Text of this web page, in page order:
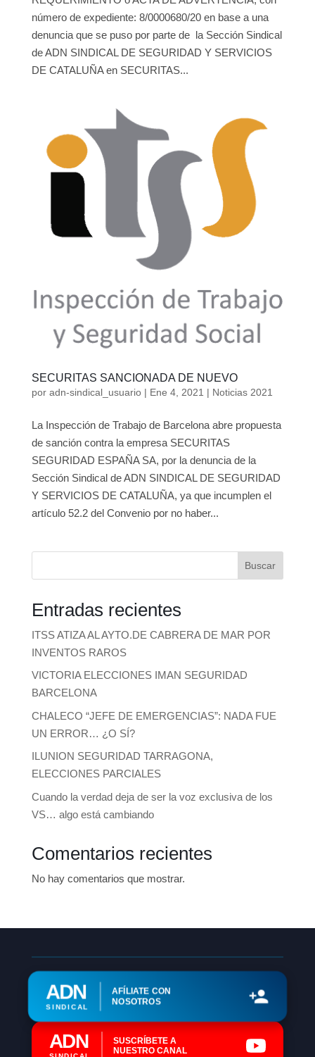
número de expediente: 8/0000680/20 en base a una
denuncia que se puso por parte de la Sección Sindical
de ADN SINDICAL DE SEGURIDAD Y SERVICIOS
DE CATALUÑA en SECURITAS...
SECURITAS SANCIONADA DE NUEVO
por adn-sindical_usuario| Ene 4, 2021 | Noticias 2021
La Inspección de Trabajo de Barcelona abre propuesta
de sanción contra la empresa SECURITAS
SEGURIDAD ESPAÑA SA, por la denuncia de la
Sección Sindical de ADN SINDICAL DE SEGURIDAD
Y SERVICIOS DE CATALUÑA, ya que incumplen el
artículo 52.2 del Convenio por no haber...
Buscar
Entradas recientes
ITSS ATIZA AL AYTO.DE CABRERA DE MAR POR
INVENTOS RAROS
VICTORIA ELECCIONES IMAN SEGURIDAD
BARCELONA
CHALECO “JEFE DE EMERGENCIAS”: NADA FUE
UN ERROR… ¿O SÍ?
ILUNION SEGURIDAD TARRAGONA,
ELECCIONES PARCIALES
Cuando la verdad deja de ser la voz exclusiva de los
VS… algo está cambiando
Comentarios recientes
No hay comentarios que mostrar.
ADN
SINDICAL
AFÍLIATE CON
NOSOTROS
ADN
SUSCRÍBETE A
NUESTRO CANAL